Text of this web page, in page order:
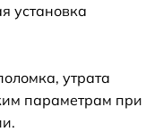
установка
утрата
параметрам при